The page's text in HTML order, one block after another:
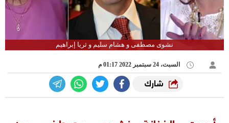
نشوى مصطفى و هشام سليم و ثريا إبراهيم
السبت، 24 سبتمبر 2022 01:17 م
شارك